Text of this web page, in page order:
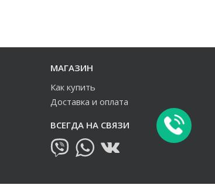
МАГАЗИН
Как купить
Доставка и оплата
ВСЕГДА НА СВЯЗИ